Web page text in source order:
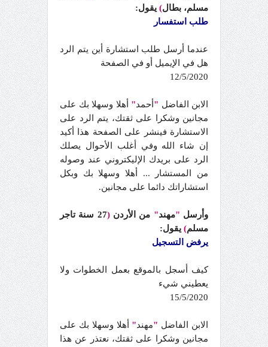
مسلم، بطال) يقول:
طلب استفسار
عندما أرسل طلب استشارة أين يتم الرد
هل في الإيميل أو في الصفحة
12/5/2020
الابن الفاضل " أحمد" أهلا وسهلا بك على
مجانين وشكرا على ثقتك، يتم الرد على
الاستشارة فينشر على الصفحة هذا أكيد
إن شاء الله وفي أغلب الأحوال يصلك
الرد على بريدك الإليكتروني عند وصوله
من المستشار ... أهلا وسهلا بك وبكل
استشاراتك دائما على مجانين.
وأرسل "مهند" من الأردن (
27 سنة تاجر
مسلم) يقول:
يرفض التسجيل
كيف أسجل بالموقع بعمل الخطوات ولا
يعطيني شيء
15/5/2020
الابن الفاضل "مهند" أهلا وسهلا بك على
مجانين وشكرا على ثقتك، نعتذر عن هذا